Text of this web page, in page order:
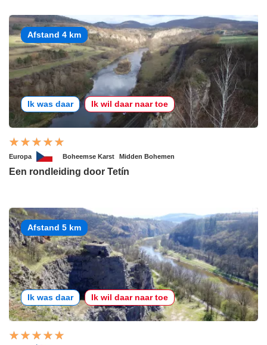
Afstand 4 km
Ik was daar Ik wil daar naar toe
Europa Boheemse Karst Midden Bohemen
Een rondleiding door Tetín
Afstand 5 km
Ik was daar Ik wil daar naar toe